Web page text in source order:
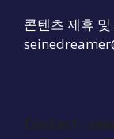
콘텐츠 제휴
Contact :